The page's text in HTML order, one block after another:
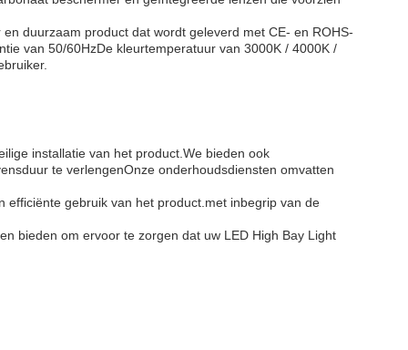
duurzaam product dat wordt geleverd met CE- en ROHS-
van 50/60HzDe kleurtemperatuur van 3000K / 4000K /
installatie van het product.We bieden ook
te verlengenOnze onderhoudsdiensten omvatten
gebruik van het product.met inbegrip van de
bieden om ervoor te zorgen dat uw LED High Bay Light